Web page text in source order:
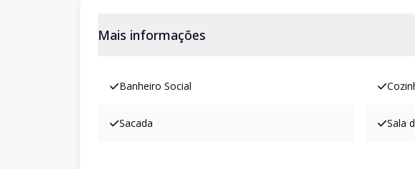
Mais informações
Banheiro Social
Sacada Sala